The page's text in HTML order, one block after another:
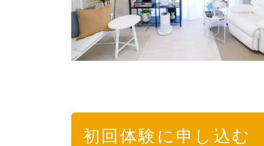
初回体験に申し込む